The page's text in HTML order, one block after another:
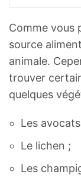
Comme vous
source
animale.
trouver
quelques
Les
Le lichen ;
Les